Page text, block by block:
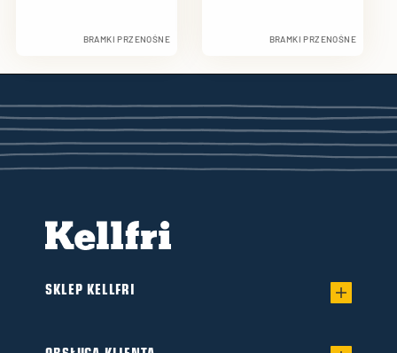
BRAMKI PRZENOŚNE BRAMKI PRZENOŚNE
SKLEP KELLFRI